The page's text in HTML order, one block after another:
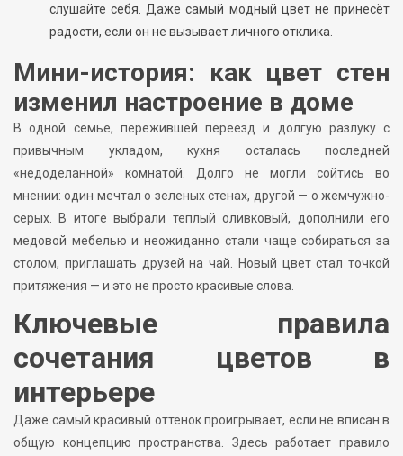
слушайте себя. Даже самый модный цвет не принесёт
радости, если он не вызывает личного отклика.
Мини-история: как цвет стен
изменил настроение в доме
В одной семье, пережившей переезд и долгую разлуку с
привычным укладом, кухня осталась последней
«недоделанной» комнатой. Долго не могли сойтись во
мнении: один мечтал о зеленых стенах, другой — о жемчужно-
серых. В итоге выбрали теплый оливковый, дополнили его
медовой мебелью и неожиданно стали чаще собираться за
столом, приглашать друзей на чай. Новый цвет стал точкой
притяжения — и это не просто красивые слова.
Ключевые правила
сочетания цветов в
интерьере
Даже самый красивый оттенок проигрывает, если не вписан в
общую концепцию пространства. Здесь работает правило